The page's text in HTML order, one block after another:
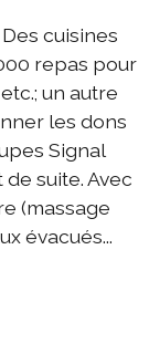
cuisines
repas pour
un autre
les dons
Signal
suite. Avec
(massage
évacués...